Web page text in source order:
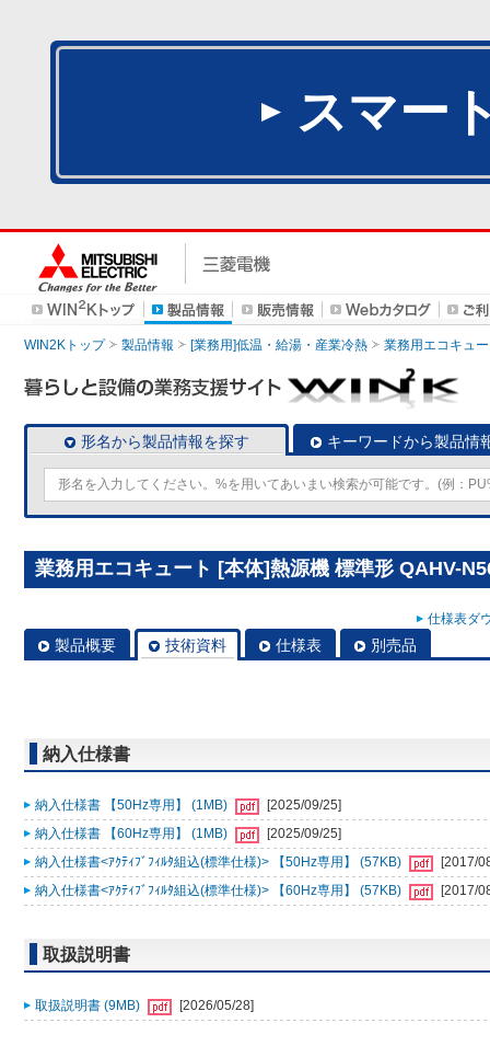
スマー
WIN2Kトップ 製品情報 [業務用]低温・給湯・産業冷熱 業務用エコキュ
形名から製品情報を探す キーワードから製品情
業務用エコキュート [本体]熱源機 標準形 QAHV-
仕様表ダ
製品概要 技術資料 仕様表 別売品
納入仕様書
納入仕様書 【50Hz専用】 (1MB)
[2025/09/25]
納入仕様書 【60Hz専用】 (1MB)
[2025/09/25]
納入仕様書<ｱｸﾃｨﾌﾞﾌｨﾙﾀ組込(標準仕様)> 【50Hz専用】 (57KB)
[2017/
納入仕様書<ｱｸﾃｨﾌﾞﾌｨﾙﾀ組込(標準仕様)> 【60Hz専用】 (57KB)
[2017/
取扱説明書
取扱説明書 (9MB) [2026/05/28]